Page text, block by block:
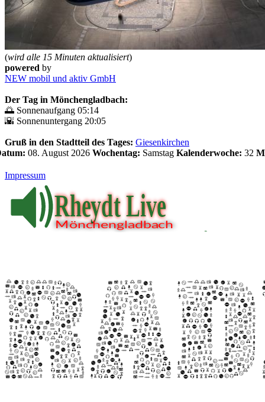
(wird alle 15 Minuten aktualisiert)
powered by
NEW mobil und aktiv GmbH
Der Tag in Mönchengladbach:
🌅 Sonnenaufgang 05:14
🌇 Sonnenuntergang 20:05
Gruß in den Stadtteil des Tages: Giesenkirchen
08. August 2026 Wochentag: Samstag Kalenderwoche: 32
Impressum